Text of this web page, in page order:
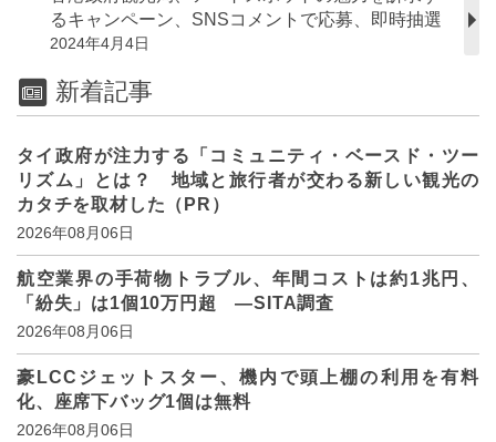
るキャンペーン、SNSコメントで応募、即時抽選
2024年4月4日
新着記事
タイ政府が注力する「コミュニティ・ベースド・ツー
リズム」とは？ 地域と旅行者が交わる新しい観光の
カタチを取材した（PR）
2026年08月06日
航空業界の手荷物トラブル、年間コストは約1兆円、
「紛失」は1個10万円超 ―SITA調査
2026年08月06日
豪LCCジェットスター、機内で頭上棚の利用を有料
化、座席下バッグ1個は無料
2026年08月06日